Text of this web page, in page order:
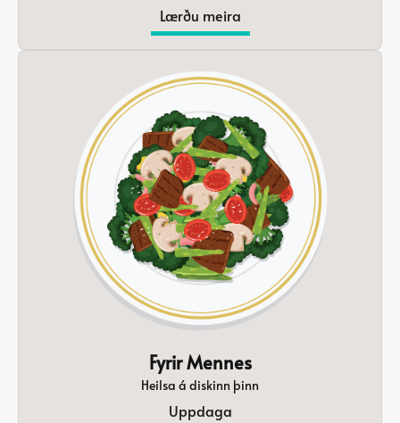
Lærðu meira
Fyrir Mennes
Heilsa á diskinn þinn
Uppdaga